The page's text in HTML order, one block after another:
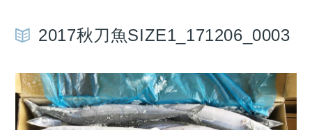
2017秋刀魚SIZE1_171206_0003